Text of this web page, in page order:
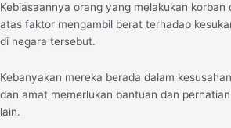
Kebiasaannya orang yang melakukan korban
atas faktor mengambil berat terhadap
di negara tersebut.
Kebanyakan mereka berada dalam
dan amat memerlukan bantuan dan
lain.